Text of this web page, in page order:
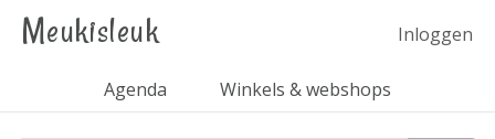
Meukisleuk Inloggen
Agenda Winkels & webshops